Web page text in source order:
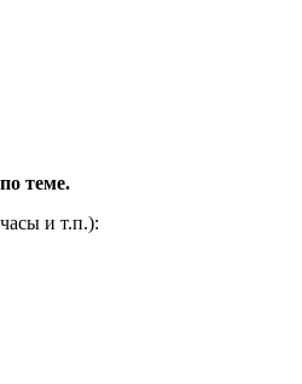
теме.
и т.п.):